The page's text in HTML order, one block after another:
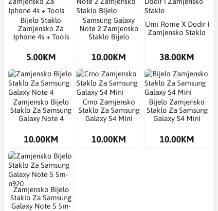
Bijelo Staklo
Zamjensko Za
Iphone 4s + Tools
5.00KM
Samsung Galaxy
Note 2 Zamjensko
Staklo Bijelo
10.00KM
Umi Rome X Dodir I
Zamjensko Staklo
38.00KM
Zamjensko Bijelo
Staklo Za Samsung
Galaxy Note 4
10.00KM
Crno Zamjensko
Staklo Za Samsung
Galaxy S4 Mini
10.00KM
Bijelo Zamjensko
Staklo Za Samsung
Galaxy S4 Mini
10.00KM
Zamjensko Bijelo
Staklo Za Samsung
Galaxy Note 5 Sm-